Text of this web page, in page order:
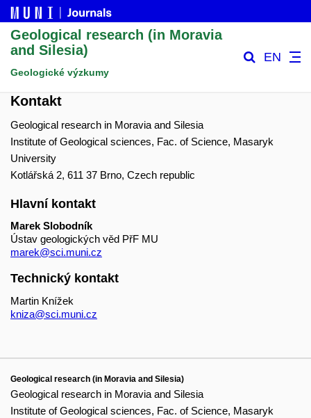
Geological research (in Moravia
and Silesia)
Geologické výzkumy
EN
Kontakt
Geological research in Moravia and Silesia
Institute of Geological sciences, Fac. of Science, Masaryk
University
Kotlářská 2, 611 37 Brno, Czech republic
Hlavní kontakt
Marek Slobodník
Ústav geologických věd PřF MU
marek@sci.muni.cz
Technický kontakt
Martin Knížek
kniza@sci.muni.cz
Geological research (in Moravia and Silesia)
Geological research in Moravia and Silesia
Institute of Geological sciences, Fac. of Science, Masaryk